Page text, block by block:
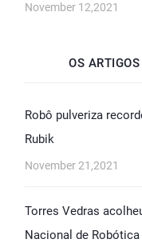
November 12,2021
OS
Robô pulveriza
Rubik
November 21,2021
Torres Vedras
Nacional de Robótica